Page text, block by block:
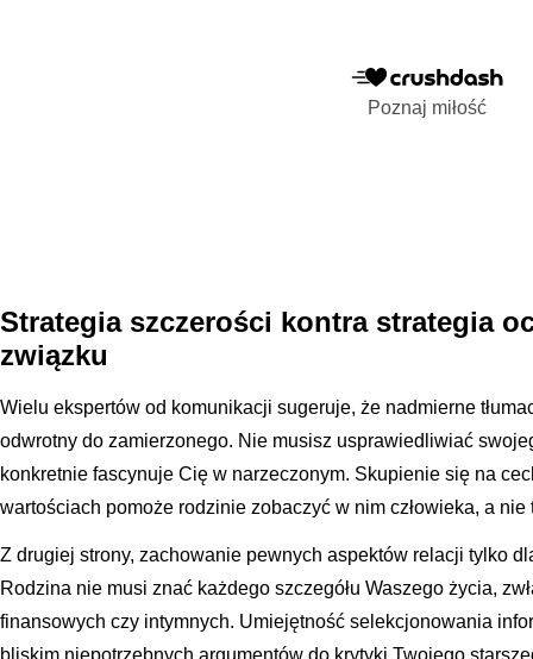
Poznaj miłość
Strategia szczerości kontra strategia
związku
Wielu ekspertów od komunikacji sugeruje, że nadmierne
odwrotny do zamierzonego. Nie musisz usprawiedliwiać
konkretnie fascynuje Cię w narzeczonym. Skupienie się na
wartościach pomoże rodzinie zobaczyć w nim człowieka, a
Z drugiej strony, zachowanie pewnych aspektów relacji tylko
Rodzina nie musi znać każdego szczegółu Waszego życia,
finansowych czy intymnych. Umiejętność selekcjonowania
bliskim niepotrzebnych argumentów do krytyki Twojego